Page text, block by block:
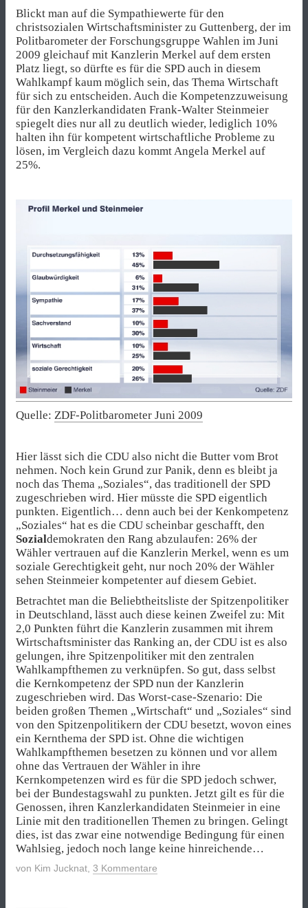
Blickt man auf die Sympathiewerte für den
christsozialen Wirtschaftsminister zu Guttenberg, der im
Politbarometer der Forschungsgruppe Wahlen im Juni
2009 gleichauf mit Kanzlerin Merkel auf dem ersten
Platz liegt, so dürfte es für die SPD auch in diesem
Wahlkampf kaum möglich sein, das Thema Wirtschaft
für sich zu entscheiden. Auch die Kompetenzzuweisung
für den Kanzlerkandidaten Frank-Walter Steinmeier
spiegelt dies nur all zu deutlich wieder, lediglich 10%
halten ihn für kompetent wirtschaftliche Probleme zu
lösen, im Vergleich dazu kommt Angela Merkel auf
25%.
Quelle: ZDF-Politbarometer Juni 2009
Hier lässt sich die CDU also nicht die Butter vom Brot
nehmen. Noch kein Grund zur Panik, denn es bleibt ja
noch das Thema „Soziales“, das traditionell der SPD
zugeschrieben wird. Hier müsste die SPD eigentlich
punkten. Eigentlich… denn auch bei der Kenkompetenz
„Soziales“ hat es die CDU scheinbar geschafft, den
Sozialdemokraten den Rang abzulaufen: 26% der
Wähler vertrauen auf die Kanzlerin Merkel, wenn es um
soziale Gerechtigkeit geht, nur noch 20% der Wähler
sehen Steinmeier kompetenter auf diesem Gebiet.
Betrachtet man die Beliebtheitsliste der Spitzenpolitiker
in Deutschland, lässt auch diese keinen Zweifel zu: Mit
2,0 Punkten führt die Kanzlerin zusammen mit ihrem
Wirtschaftsminister das Ranking an, der CDU ist es also
gelungen, ihre Spitzenpolitiker mit den zentralen
Wahlkampfthemen zu verknüpfen. So gut, dass selbst
die Kernkompetenz der SPD nun der Kanzlerin
zugeschrieben wird. Das Worst-case-Szenario: Die
beiden großen Themen „Wirtschaft“ und „Soziales“ sind
von den Spitzenpolitikern der CDU besetzt, wovon eines
ein Kernthema der SPD ist. Ohne die wichtigen
Wahlkampfthemen besetzen zu können und vor allem
ohne das Vertrauen der Wähler in ihre
Kernkompetenzen wird es für die SPD jedoch schwer,
bei der Bundestagswahl zu punkten. Jetzt gilt es für die
Genossen, ihren Kanzlerkandidaten Steinmeier in eine
Linie mit den traditionellen Themen zu bringen. Gelingt
dies, ist das zwar eine notwendige Bedingung für einen
Wahlsieg, jedoch noch lange keine hinreichende…
von Kim Jucknat, 3 Kommentare